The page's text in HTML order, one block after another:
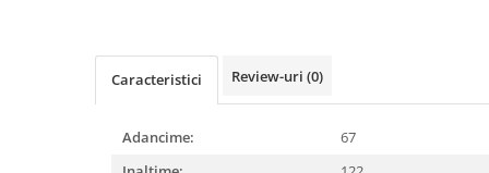
Toate generatoarele
Panouri Solare Pliabile
Cauta dupa marca
Caracteristici Review-uri (0)
Adancime:
67